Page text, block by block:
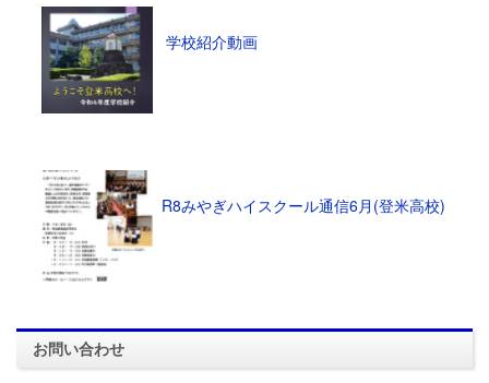
学校紹介動画
R8みやぎハイスクール通信6月(登米高校)
お問い合わせ